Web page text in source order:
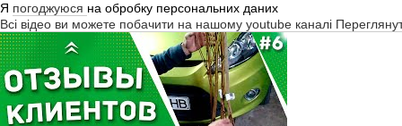
Я погоджуюся на обробку персональних даних
Всі відео ви можете побачити на нашому youtube каналі